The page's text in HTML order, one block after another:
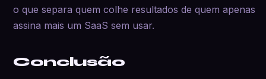
o que separa quem colhe resultados de quem apenas
assina mais um SaaS sem usar.
Conclusão